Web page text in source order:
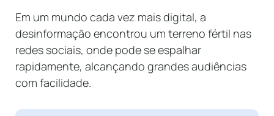
Em um mundo cada vez mais digital, a
desinformação encontrou um terreno fértil nas
redes sociais, onde pode se espalhar
rapidamente, alcançando grandes audiências
com facilidade.